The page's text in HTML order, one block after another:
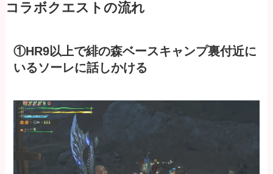
コラボクエストの流れ
①HR9以上で緋の森ベースキャンプ裏付近に
いるソーレに話しかける